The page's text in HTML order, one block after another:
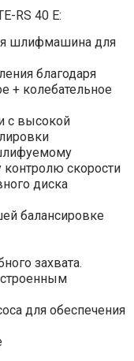
RS 40 E:
шлифмашина для
благодаря
+ колебательное
с высокой
контролю скорости
диска
балансировке
захвата.
для обеспечения